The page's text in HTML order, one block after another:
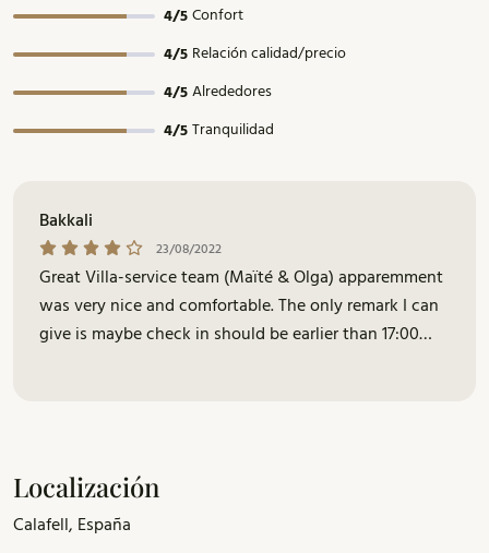
4/5Confort
4/5 Relación calidad/precio
4/5Alrededores
4/5Tranquilidad
Bakkali
23/08/2022
Great Villa-service team (Maïté & Olga) apparemment
was very nice and comfortable. The only remark I can
give is maybe check in should be earlier than 17:00
Localización
Calafell, España